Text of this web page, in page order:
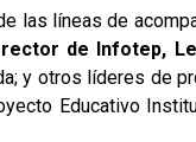
las líneas de
rector de Infotep,
y otros líderes de
Educativo